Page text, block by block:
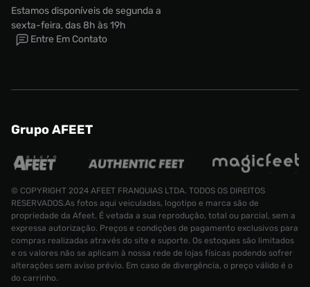
Estamos disponíveis de segunda a
sexta-feira, das 8h às 19h
Entre Em Contato
Grupo AFEET
© COPYRIGHT 2024 AFEET FRANQUIAS LTDA. TODOS OS DIREITOS
RESERVADOS.As fotos aqui veiculadas, logotipo e marca são de
propriedade da Afeet. É vetada a sua reprodução, total ou parcial, sem a
expressa autorização. Preços e condições de pagamento exclusivos para
compras realizadas através do site e suporte. Os estoques são limitados
e os valores não se aplicam à nossa rede de lojas físicas podendo sofrer
alterações sem aviso prévio. Em caso de divergência, o preço válido é o
do carrinho.